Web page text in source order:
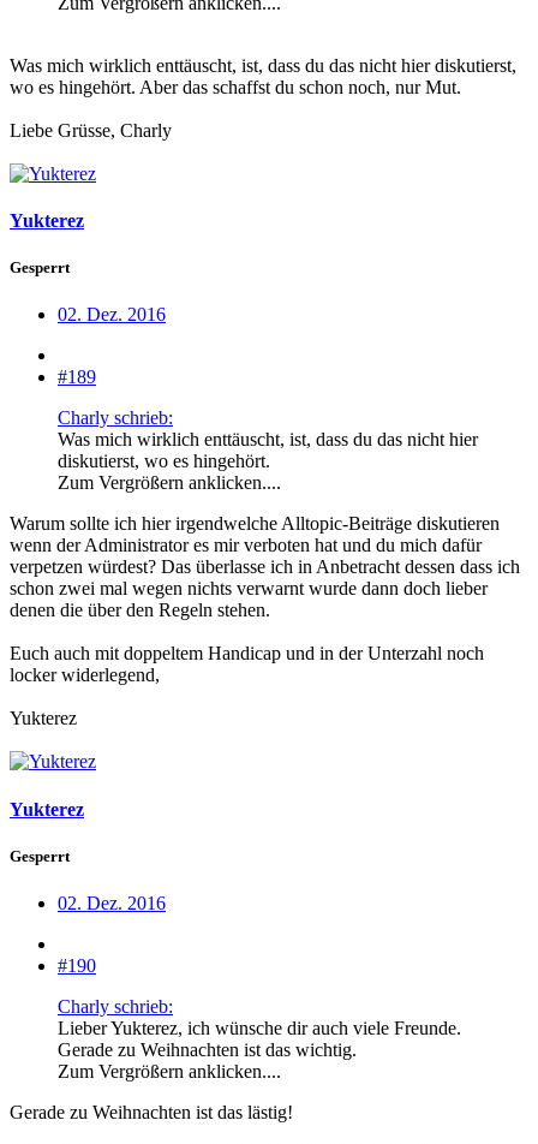
Was mich wirklich enttäuscht, ist, dass du das nicht hier diskutierst,
wo es hingehört. Aber das schaffst du schon noch, nur Mut.
Liebe Grüsse, Charly
Yukterez
Gesperrt
02. Dez. 2016
#189
Charly schrieb:
Was mich wirklich enttäuscht, ist, dass du das nicht hier
diskutierst, wo es hingehört.
Zum Vergrößern anklicken....
Warum sollte ich hier irgendwelche Alltopic-Beiträge diskutieren
wenn der Administrator es mir verboten hat und du mich dafür
verpetzen würdest? Das überlasse ich in Anbetracht dessen dass ich
schon zwei mal wegen nichts verwarnt wurde dann doch lieber
denen die über den Regeln stehen.
Euch auch mit doppeltem Handicap und in der Unterzahl noch
locker widerlegend,
Yukterez
Yukterez
Gesperrt
02. Dez. 2016
#190
Charly schrieb:
Lieber Yukterez, ich wünsche dir auch viele Freunde.
Gerade zu Weihnachten ist das wichtig.
Zum Vergrößern anklicken....
Gerade zu Weihnachten ist das lästig!